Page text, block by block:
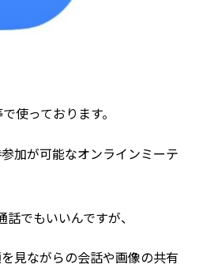
使っております。
加が可能なオンラインミーテ
でもいいんですが、
見ながらの会話や画像の共有